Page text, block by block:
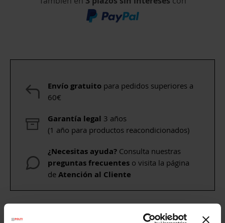
Envío gratuito para pedidos superiores a
60€
Garantía legal 3 años
(1 año para productos reacondicionados)
¿Necesitas ayuda? Consulta nuestras
preguntas frecuentes o visita la página
de Atención al Cliente